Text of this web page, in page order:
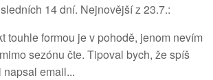
14 dní. Nejnovější z 23.7.:
touhle formou je v pohodě, jenom nevím
sezónu čte. Tipoval bych, že spíš
napsal email...